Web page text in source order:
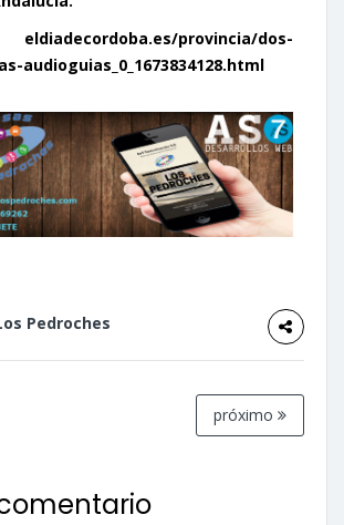
provincia/dos-
audioguias_0_1673834128.html
Pedroches
próximo